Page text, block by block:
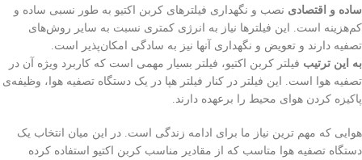
ساده و اقتصادی نصب و نگهداری فیلترهای کربن اکتیو به طور نسبی ساده و
کم‌هزینه است. این فیلترها نیاز به انرژی کمتری نسبت به سایر روش‌های
تصفیه دارند و تعویض و نگهداری آنها نیز به سادگی امکان‌پذیر است.
به این ترتیب فیلتر کربن اکتیو، فیلتر بسیار مهمی است که کاربرد ویژه آن در
تصفیه هوا است. این فیلتر در کنار فیلتر هپا در یک دستگاه تصفیه هوا، وظیفه‌ی
پاکیزه کردن هوای محیط را برعهده دارند.
هوایی که مهم ترین نیاز ما برای ادامه زندگی است. در این میان انتخاب یک
دستگاه تصفیه هوا متاسب که از مقادیر مناسب کربن اکتیو استفاده کرده